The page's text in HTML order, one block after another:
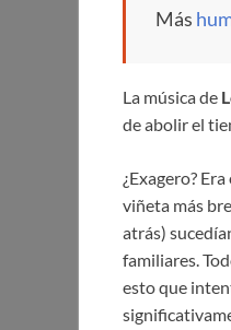
Más
La música de
de abolir el
¿Exagero?
viñeta más
atrás)
familiares.
esto que